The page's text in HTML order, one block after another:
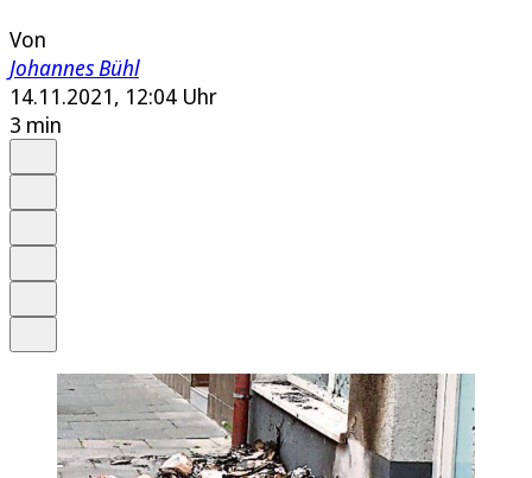
Von
Johannes Bühl
14.11.2021, 12:04 Uhr
3 min